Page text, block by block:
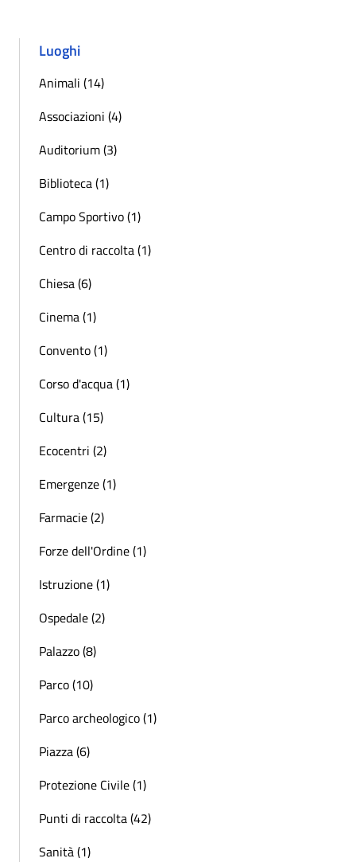
Luoghi
Animali (14)
Associazioni (4)
Auditorium (3)
Biblioteca (1)
Campo Sportivo (1)
Centro di raccolta (1)
Chiesa (6)
Cinema (1)
Convento (1)
Corso d'acqua (1)
Cultura (15)
Ecocentri (2)
Emergenze (1)
Farmacie (2)
Forze dell'Ordine (1)
Istruzione (1)
Ospedale (2)
Palazzo (8)
Parco (10)
Parco archeologico (1)
Piazza (6)
Protezione Civile (1)
Punti di raccolta (42)
Sanità (1)